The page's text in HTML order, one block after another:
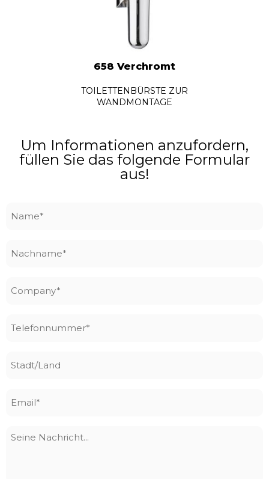
658 Verchromt
TOILETTENBÜRSTE ZUR
WANDMONTAGE
Um Informationen anzufordern,
füllen Sie das folgende Formular
aus!
Seine